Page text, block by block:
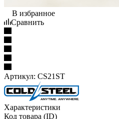
В избранное
Сравнить
Артикул: CS21ST
Характеристики
Код товара (ID)